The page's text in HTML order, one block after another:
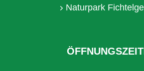
Naturpark